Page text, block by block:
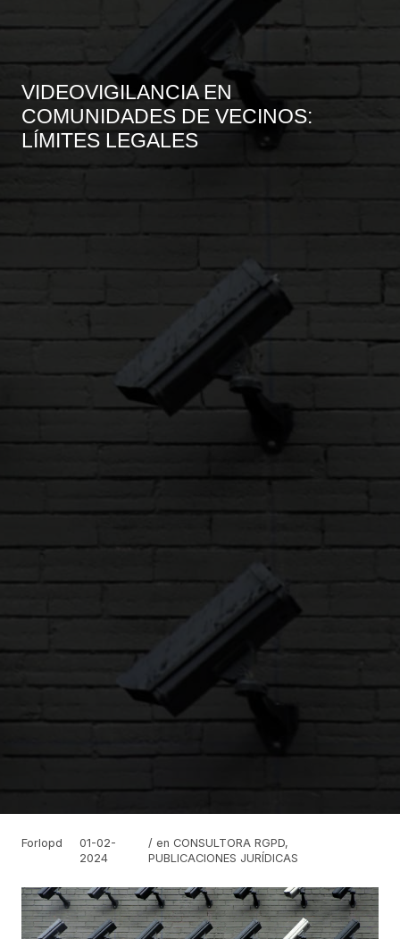
VIDEOVIGILANCIA EN
COMUNIDADES DE VECINOS:
LÍMITES LEGALES
Forlopd
01-02-
2024
/ en CONSULTORA RGPD,
PUBLICACIONES JURÍDICAS